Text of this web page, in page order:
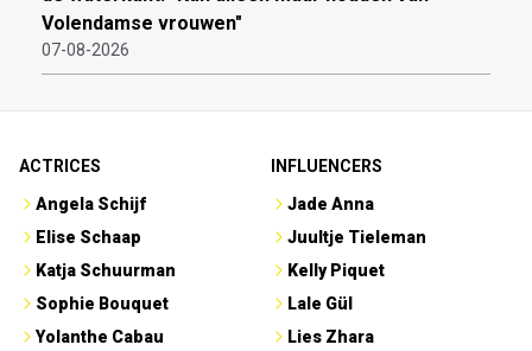
Volendamse vrouwen"
07-08-2026
ACTRICES
Angela Schijf
Elise Schaap
Katja Schuurman
Sophie Bouquet
Yolanthe Cabau
INFLUENCERS
Jade Anna
Juultje Tieleman
Kelly Piquet
Lale Gül
Lies Zhara